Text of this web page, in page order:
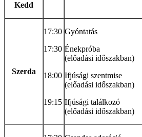
Kedd
Szerda
17:30
17:30
18:00
19:15
Gyóntatás
Énekpróba
(előadási időszakban)
Ifjúsági szentmise
(előadási időszakban)
Ifjúsági találkozó
(előadási időszakban)